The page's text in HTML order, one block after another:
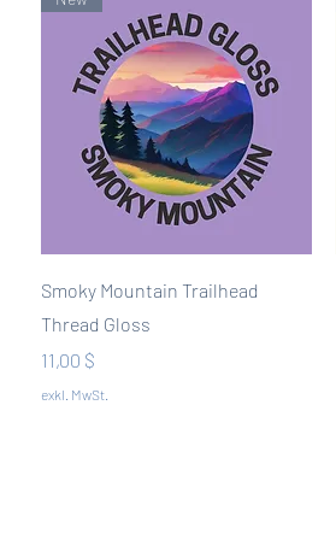
Schnellansicht
Smoky Mountain Trailhead
Thread Gloss
Preis
11,00 $
exkl. MwSt.